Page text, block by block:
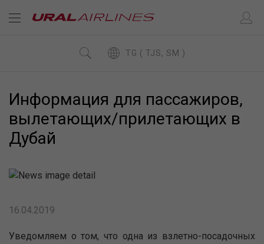
TG ( TJS, SM )
Информация для пассажиров,
вылетающих/прилетающих в
Дубай
16.04.2019
Уведомляем о том, что одна из взлетно-посадочных